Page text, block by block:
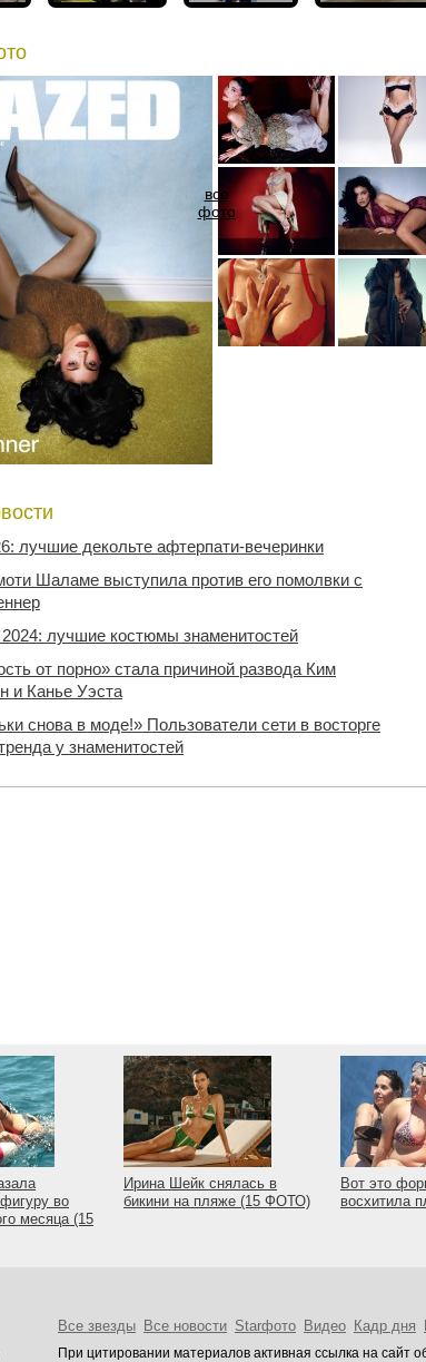
все
фото
лучшие декольте афтерпати-вечеринки
Шаламе выступила против его помолвки с
лучшие костюмы знаменитостей
от порно» стала причиной развода Ким
и Канье Уэста
снова в моде!» Пользователи сети в восторге
у знаменитостей
во
месяца (15
Ирина Шейк снялась в
бикини на пляже (15 ФОТО)
Вот это
восхитила
Все звезды Все новости Starфото Видео Кадр дня
При цитировании материалов активная ссылка на сайт